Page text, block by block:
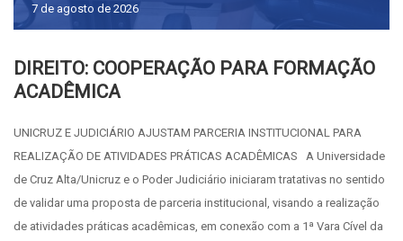
7 de agosto de 2026
DIREITO: COOPERAÇÃO PARA FORMAÇÃO
ACADÊMICA
UNICRUZ E JUDICIÁRIO AJUSTAM PARCERIA INSTITUCIONAL PARA
REALIZAÇÃO DE ATIVIDADES PRÁTICAS ACADÊMICAS A Universidade
de Cruz Alta/Unicruz e o Poder Judiciário iniciaram tratativas no sentido
de validar uma proposta de parceria institucional, visando a realização
de atividades práticas acadêmicas, em conexão com a 1ª Vara Cível da